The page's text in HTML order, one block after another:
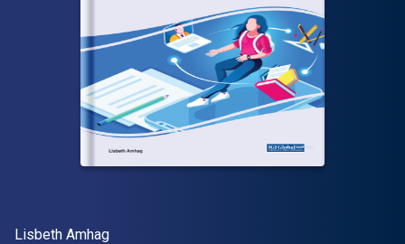
Autor(es)
Lisbeth Amhag